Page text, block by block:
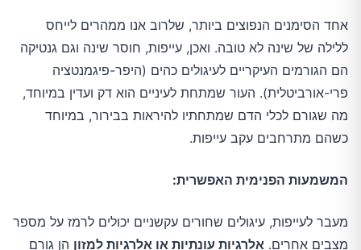
אחד הסימנים הנפוצים ביותר, שלרוב אנו ממהרים לייחס
ללילה של שינה לא טובה. ואכן, עייפות, חוסר שינה וגם גנטיקה
הם הגורמים העיקריים לעיגולים כהים (היפר-פיגמנטציה
פרי-אורביטלית). העור שמתחת לעיניים הוא דק ועדין במיוחד,
מה שגורם לכלי הדם שמתחתיו להיראות בבירור, במיוחד
כשהם מתרחבים עקב עייפות.
המשמעות הפנימית האפשרית:
מעבר לעייפות, עיגולים שחורים עקשניים יכולים לרמז על מספר
מצבים אחרים. אלרגיות עונתיות או אלרגיות למזון הן גורם